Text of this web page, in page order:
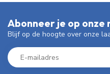
Abonneer je op onze
Blijf op de hoogte over onze